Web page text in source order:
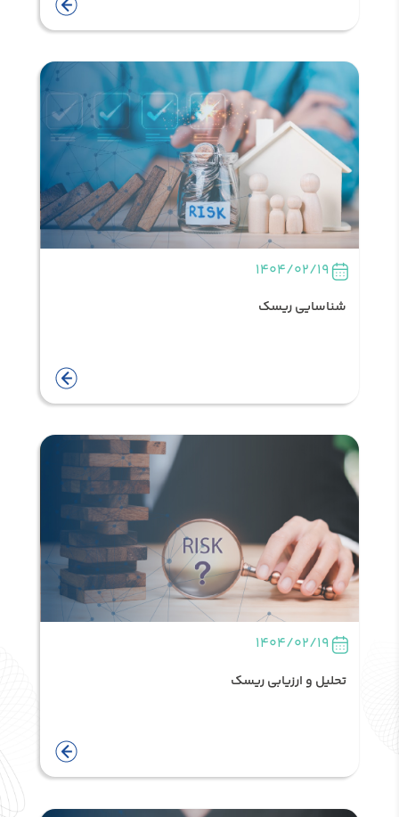
1404/02/19
شناسایی ریسک
1404/02/19
تحلیل و ارزیابی ریسک